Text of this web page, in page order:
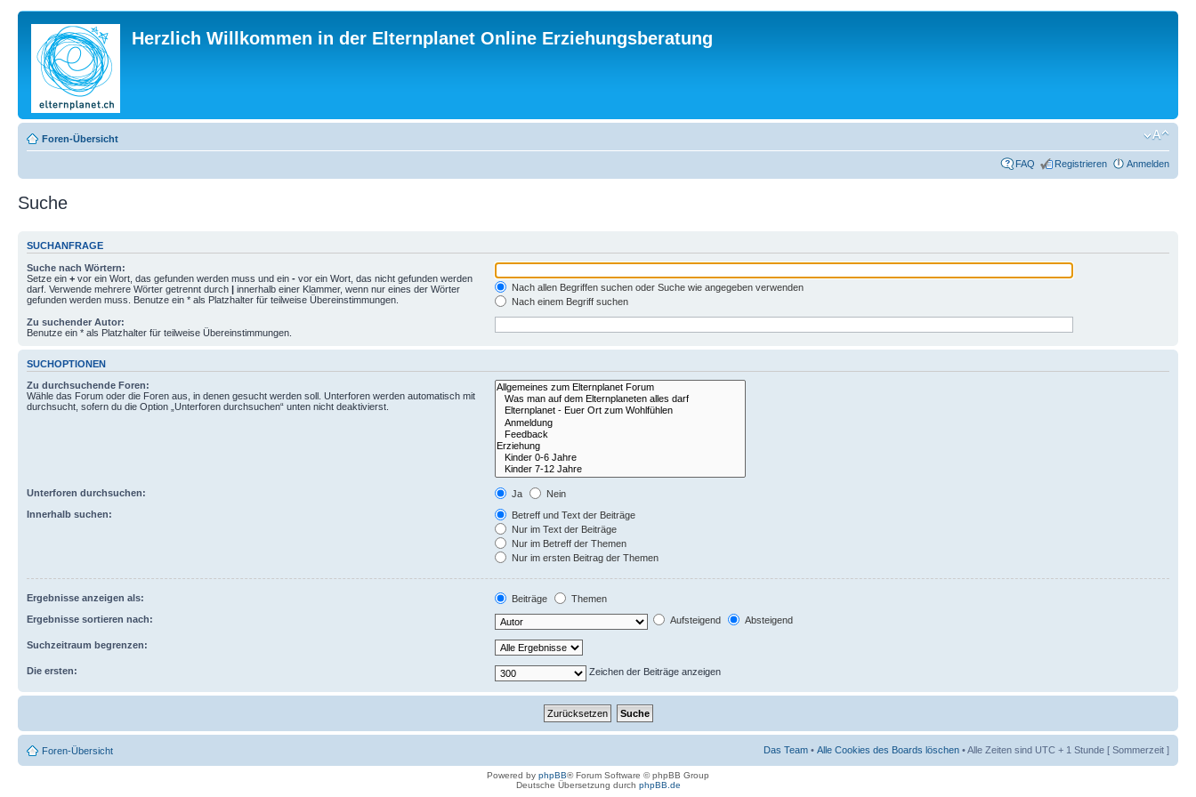
Herzlich Willkommen in der Elternplanet Online Erziehungsberatung
Foren-Übersicht
FAQ Registrieren Anmelden
Suche
SUCHANFRAGE
Suche nach Wörtern:
Setze ein + vor ein Wort, das gefunden werden muss und ein - vor ein Wort, das nicht gefunden werden
darf. Verwende mehrere Wörter getrennt durch | innerhalb einer Klammer, wenn nur eines der Wörter
gefunden werden muss. Benutze ein * als Platzhalter für teilweise Übereinstimmungen.
Nach allen Begriffen suchen oder Suche wie angegeben verwenden
Nach einem Begriff suchen
Zu suchender Autor:
Benutze ein * als Platzhalter für teilweise Übereinstimmungen.
SUCHOPTIONEN
Zu durchsuchende Foren:
Wähle das Forum oder die Foren aus, in denen gesucht werden soll. Unterforen werden automatisch mit
durchsucht, sofern du die Option „Unterforen durchsuchen“ unten nicht deaktivierst.
Unterforen durchsuchen: Ja
Nein
Innerhalb suchen:
Betreff und Text der Beiträge
Nur im Text der Beiträge
Nur im Betreff der Themen
Nur im ersten Beitrag der Themen
Ergebnisse anzeigen als: Beiträge
Themen
Ergebnisse sortieren nach:
Aufsteigend Absteigend
Suchzeitraum begrenzen:
Die ersten: Zeichen der Beiträge anzeigen
Foren-Übersicht Das Team • Alle Cookies des Boards löschen • Alle Zeiten sind UTC + 1 Stunde [ Sommerzeit ]
Powered by phpBB® Forum Software © phpBB Group
Deutsche Übersetzung durch phpBB.de